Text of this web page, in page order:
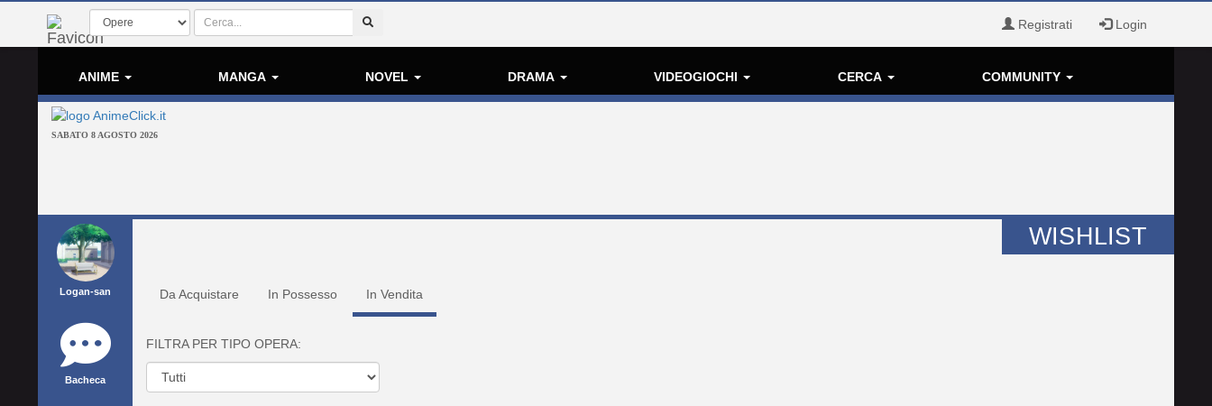
Registrati Login
ANIME MANGA NOVEL DRAMA VIDEOGIOCHI CERCA COMMUNITY
SABATO 8 AGOSTO 2026
Logan-san
Bacheca
WISHLIST
Da Acquistare In Possesso In Vendita
FILTRA PER TIPO OPERA: